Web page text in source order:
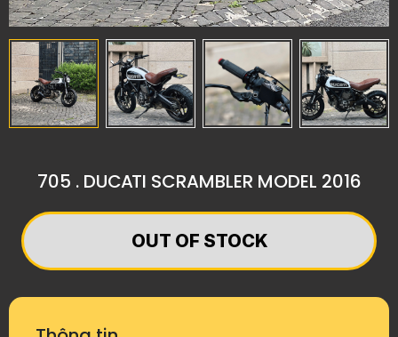
705 . DUCATI SCRAMBLER MODEL 2016
OUT OF STOCK